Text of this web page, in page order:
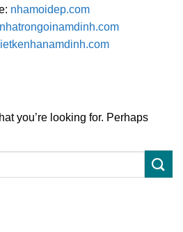
nhamoidep.com
you’re looking for. Perhaps